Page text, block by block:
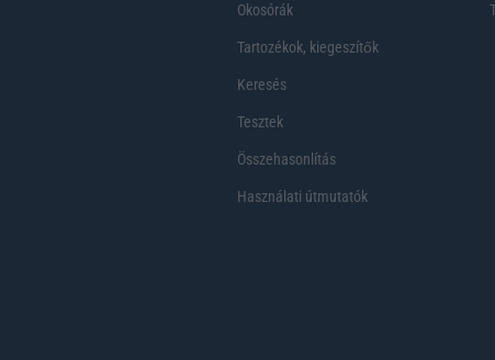
Okosórák
Tartozékok, kiegeszítők
Keresés
Tesztek
Összehasonlítás
Használati útmutatók